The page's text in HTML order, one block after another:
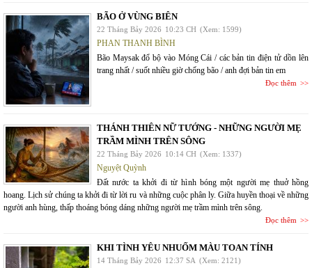
BÃO Ở VÙNG BIÊN
22 Tháng Bảy 2026 10:23 CH (Xem: 1599)
PHAN THANH BÌNH
Bão Maysak đổ bộ vào Móng Cái / các bản tin điện tử dồn lên
trang nhất / suốt nhiều giờ chống bão / anh đợi bản tin em
Đọc thêm
THÁNH THIÊN NỮ TƯỚNG - NHỮNG NGƯỜI MẸ
TRẦM MÌNH TRÊN SÔNG
22 Tháng Bảy 2026 10:14 CH (Xem: 1337)
Nguyệt Quỳnh
Đất nước ta khởi đi từ hình bóng một người mẹ thuở hồng
hoang. Lịch sử chúng ta khởi đi từ lời ru và những cuộc phân ly. Giữa huyền thoại về những
người anh hùng, thấp thoáng bóng dáng những người mẹ trầm mình trên sông.
Đọc thêm
KHI TÌNH YÊU NHUỐM MÀU TOAN TÍNH
14 Tháng Bảy 2026 12:37 SA (Xem: 2121)